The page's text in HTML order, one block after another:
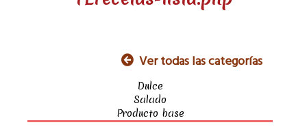
Ver todas las categorías
Dulce
Salado
Producto base